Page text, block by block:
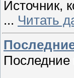
Источник,
... Читать
Последние